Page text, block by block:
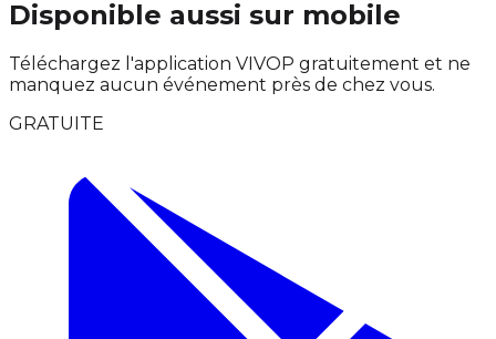
Disponible aussi sur mobile
Téléchargez l'application VIVOP gratuitement et ne
manquez aucun événement près de chez vous.
GRATUITE